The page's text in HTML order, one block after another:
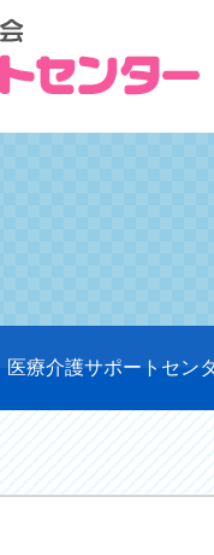
医療介護サポートセン